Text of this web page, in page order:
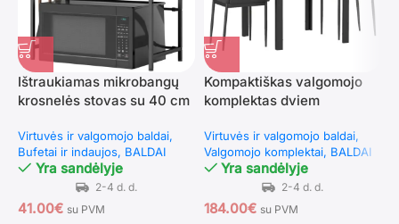
Ištraukiamas mikrobangų
krosnelės stovas su 40 cm
Virtuvės ir valgomojo baldai
Bufetai ir indaujos BALDAI
Yra sandėlyje
41.00€ su PVM
Kompaktiškas valgomojo
komplektas dviem
Virtuvės ir valgomojo baldai
Valgomojo komplektai BALDAI
Yra sandėlyje
184.00€ su PVM